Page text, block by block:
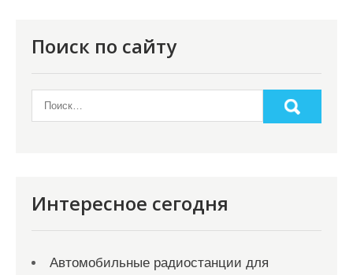
м
Поиск по сайту
Интересное сегодня
Автомобильные радиостанции для